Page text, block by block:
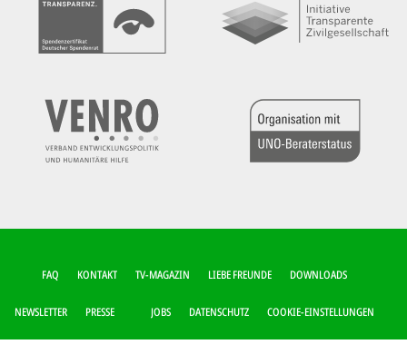
FUSSZEILEN-M
FAQ KONTAKT TV-MAGAZIN LIEBE FREUNDE DOWNLOADS
NEWSLETTER PRESSE JOBS DATENSCHUTZ COOKIE-EINSTELLUNGEN